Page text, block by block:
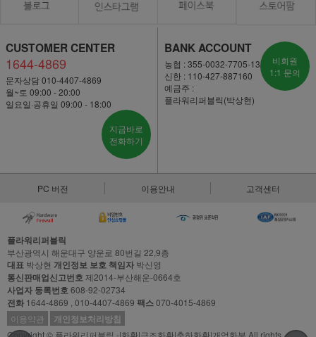
CUSTOMER CENTER
1644-4869
문자상담 010-4407-4869
월~토 09:00 - 20:00
일요일·공휴일 09:00 - 18:00
지금바로
전화하기
BANK ACCOUNT
농협 : 355-0032-7705-13
신한 : 110-427-887160
예금주 :
플라워리퍼블릭(박상현)
비회원
1:1 문의
PC 버전 이용안내 고객센터
플라워리퍼블릭
부산광역시 해운대구 양운로 80번길 22,9층
대표 박상현 개인정보 보호 책임자 박신영
통신판매업신고번호 제2014-부산해운-0664호
사업자 등록번호 608-92-02734
전화 1644-4869 , 010-4407-4869 팩스070-4015-4869
이용약관
개인정보처리방침
Copyright © 플라워리퍼블릭 -|화환|근조화환|축하화환|개업화분 All rights